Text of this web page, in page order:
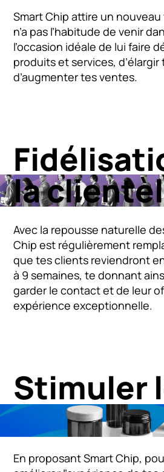
Smart Chip attire un
n’a pas l’habitude de venir
l’occasion idéale de lui faire
produits et services,
d’augmenter tes ventes.
la
Avec la repousse naturelle
Chip est régulièrement
que tes clients reviendront
à 9 semaines, te donnant
garder le contact et de leur
expérience exceptionnelle.
Stimuler
ventes
En proposant Smart Chip,